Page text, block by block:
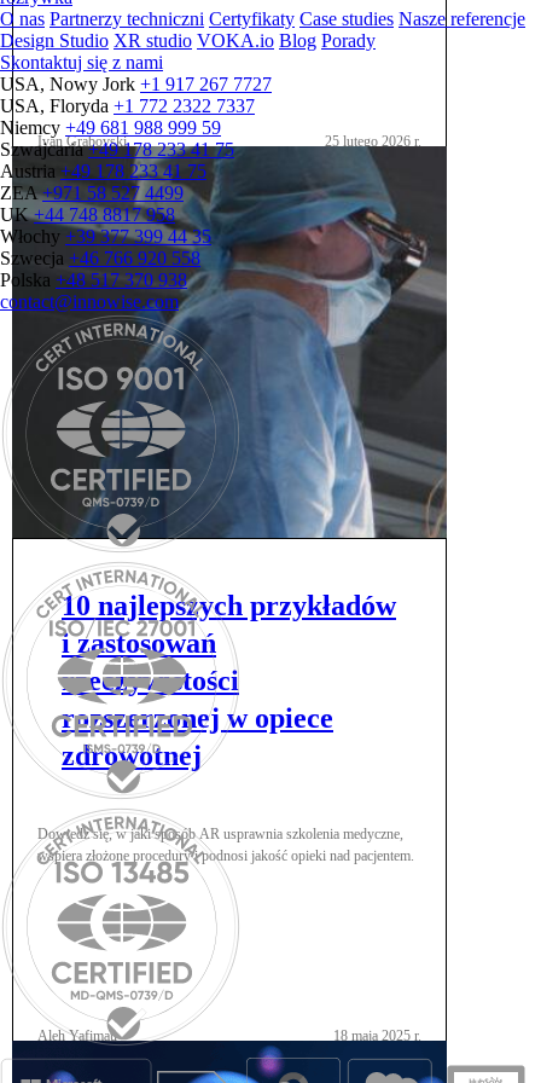
Ivan Grabovski 25 lutego 2026 r.
10 najlepszych przykładów
i zastosowań
rzeczywistości
rozszerzonej w opiece
zdrowotnej
Dowiedz się, w jaki sposób AR usprawnia szkolenia medyczne,
wspiera złożone procedury i podnosi jakość opieki nad pacjentem.
Aleh Yafimau 18 maja 2025 r.
O nas Partnerzy techniczni Certyfikaty Case studies Nasze referencje
Design Studio XR studio VOKA.io Blog Porady
Skontaktuj się z nami
USA, Nowy Jork +1 917 267 7727
USA, Floryda +1 772 2322 7337
Niemcy +49 681 988 999 59
Szwajcaria +49 178 233 41 75
Austria +49 178 233 41 75
ZEA +971 58 527 4499
UK +44 748 8817 958
Włochy +39 377 399 44 35
Szwecja +46 766 920 558
Polska +48 517 370 938
contact@innowise.com